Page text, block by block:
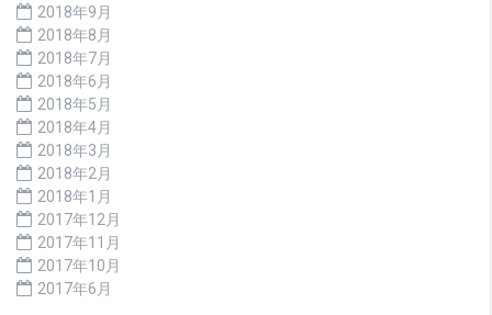
2018年9月
2018年8月
2018年7月
2018年6月
2018年5月
2018年4月
2018年3月
2018年2月
2018年1月
2017年12月
2017年11月
2017年10月
2017年6月